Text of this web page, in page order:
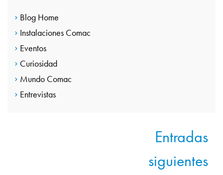
Blog Home
Instalaciones Comac
Eventos
Curiosidad
Mundo Comac
Entrevistas
Entradas
siguientes